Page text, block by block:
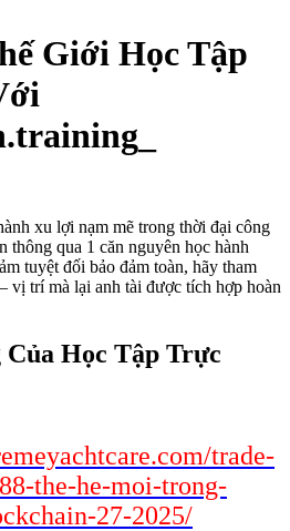
Giới Học Tập
xu lợi nạm mẽ trong thời đại công
thông qua 1 căn nguyên học hành
tuyệt đối bảo đảm toàn, hãy tham
vị trí mà lại anh tài được tích hợp hoàn
Học Tập Trực
trade-
the-he-moi-trong-
27-2025/